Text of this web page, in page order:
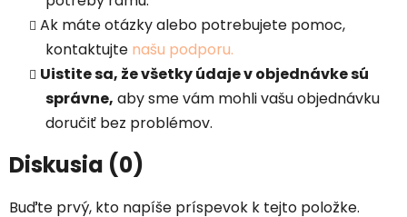
Ak máte otázky alebo potrebujete pomoc,
kontaktujte našu podporu.
Uistite sa, že všetky údaje v objednávke sú
správne, aby sme vám mohli vašu objednávku
doručiť bez problémov.
Diskusia (0)
Buďte prvý, kto napíše príspevok k tejto položke.